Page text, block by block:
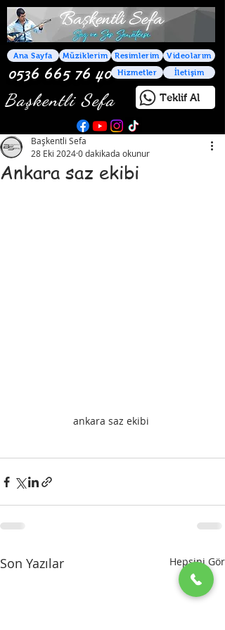
Ana Sayfa Müziklerim
0536 665 76 40
Resimlerim
Videolarım
Hizmetler
İletişim
Başkentli Sefa Teklif Al
Ankara saz ekibi
Başkentli Sefa
28 Eki 20240 dakikada okunur
ankara saz ekibi
Son Yazılar Hepsini Gör